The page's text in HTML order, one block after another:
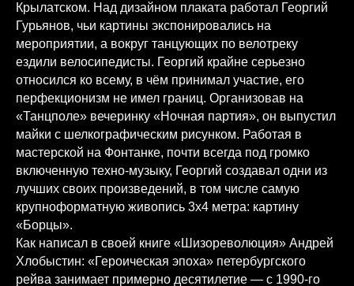
Крылатском. Над дизайном плаката работал Георгий
Гурьянов, чьи картины экспонировались на
мероприятии, а вокруг танцующих по велотреку
ездили велосипедисты. Георгий крайне серьезно
относился ко всему, в чём принимал участие, его
перфекционизм не имел границ. Организовав на
«Танцполе» вечеринку «Ночная партия», он выпустил
майки с шелкографическим рисунком. Работая в
мастерской на Фонтанке, почти всегда под громко
включенную техно-музыку, Георгий создавал одни из
лучших своих произведений, в том числе самую
крупноформатную живопись 3х4 метра: картину
«Борцы».
Как написал в своей книге «Шизореволюция» Андрей
Хлобыстин: «Героическая эпоха» петербургского
рейва занимает примерно десятилетие — с 1990-го